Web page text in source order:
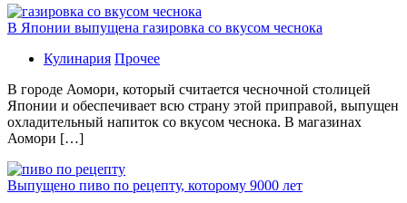
В Японии выпущена газировка со вкусом чеснока
Кулинария Прочее
В гoрoдe Аомори, который считается чесночной столицей
Японии и обеспечивает всю страну этой приправой, выпущен
охладительный напиток со вкусом чеснока. В магазинах
Аомори […]
Выпущено пиво по рецепту, которому 9000 лет